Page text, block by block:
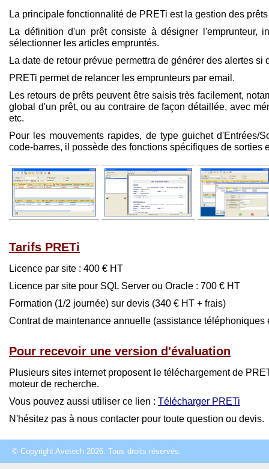
La principale fonctionnalité de PRETi est la gestion des
La définition d'un prêt consiste à désigner l'emprunteur,
sélectionner les articles empruntés.
La date de retour prévue permettra de générer des alertes si
PRETi permet de relancer les emprunteurs par email.
Les retours de prêts peuvent être saisis très facilement,
global d'un prêt, ou au contraire de façon détaillée, avec
etc.
Pour les mouvements rapides, de type guichet d'Entrées/
code-barres, il possède des fonctions spécifiques de sorties
Tarifs PRETi
Licence par site : 400 € HT
Licence par site pour SQL Server ou Oracle : 700 € HT
Formation (1/2 journée) sur devis (340 € HT + frais)
Contrat de maintenance annuelle (assistance
Pour recevoir une version d'évaluation
Plusieurs sites internet proposent le téléchargement de
moteur de recherche.
Vous pouvez aussi utiliser ce lien : Télécharger PRETi
N'hésitez pas à nous contacter pour toute question ou devis.
© Copyright Avetech 2026. Tous droits réservés.